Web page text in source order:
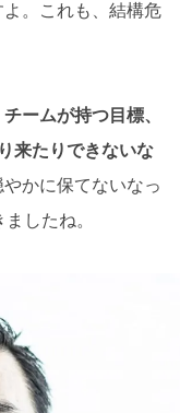
。これも、結構危
ームが持つ目標、
来たりできないな
かに保てないなっ
したね。